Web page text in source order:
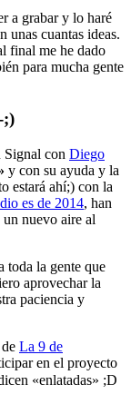
a grabar y lo haré
unas cuantas ideas.
final me he dado
para mucha gente
;)
Signal con Diego
y con su ayuda y la
estará ahí;) con la
es de 2014, han
un nuevo aire al
toda la gente que
aprovechar la
paciencia y
La 9 de
en el proyecto
«enlatadas» ;D